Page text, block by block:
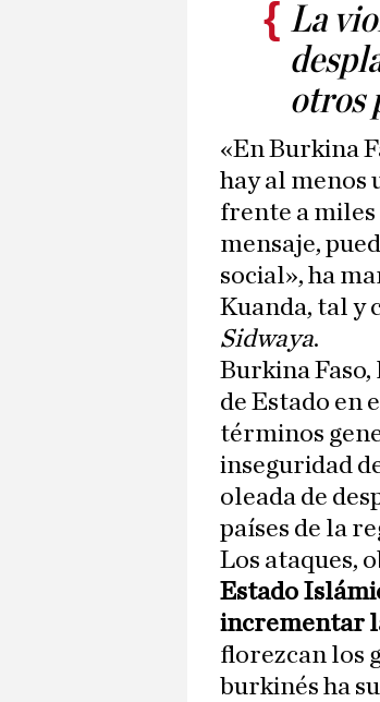
La
otros
«En Burkina
hay al menos
frente a miles
mensaje,
social», ha
Kuanda, tal y
Sidwaya.
Burkina
de Estado en
términos
inseguridad
oleada de
países de la
Los ataques,
Estado
incrementar
florezcan los
burkinés ha